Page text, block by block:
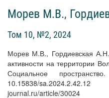
Морев М.В.,
Том 10, №2, 2024
Морев М.В., Гордиевская
активности на территории
Социальное
10.15838/
journal.ru/article/30024